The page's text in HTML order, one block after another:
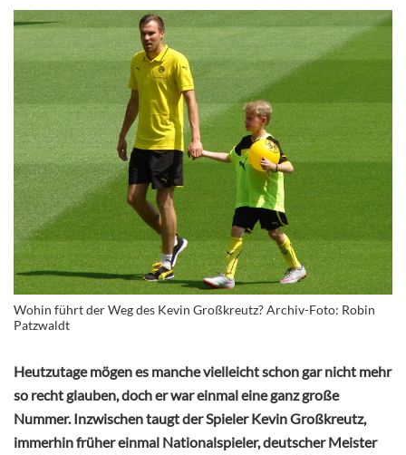
Wohin führt der Weg des Kevin Großkreutz? Archiv-Foto: Robin
Patzwaldt
Heutzutage mögen es manche vielleicht schon gar nicht mehr
so recht glauben, doch er war einmal eine ganz große
Nummer. Inzwischen taugt der Spieler Kevin Großkreutz,
immerhin früher einmal Nationalspieler, deutscher Meister